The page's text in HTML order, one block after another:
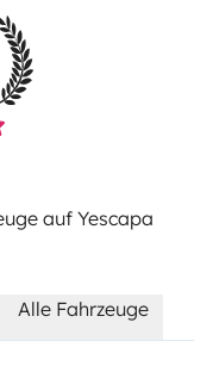
auf Yescapa
Alle Fahrzeuge